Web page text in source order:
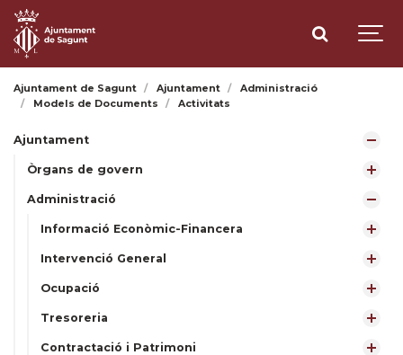
Ajuntament de Sagunt Ajuntament
Administració
Models de Documents
Activitats
Ajuntament
Òrgans de govern
Administració
Informació Econòmic-Financera
Intervenció General
Ocupació
Tresoreria
Contractació i Patrimoni